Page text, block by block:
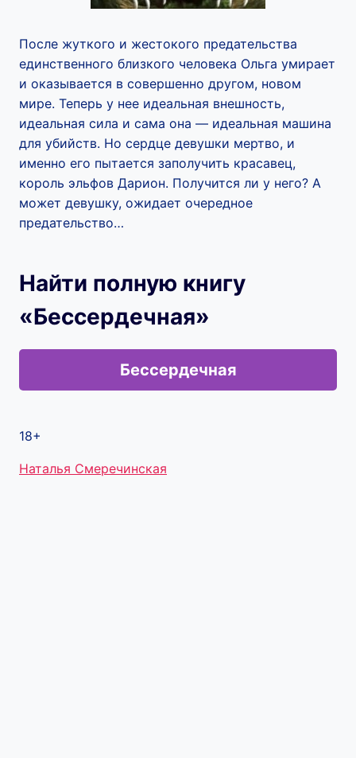
После жуткого и жестокого предательства
единственного близкого человека Ольга умирает
и оказывается в совершенно другом, новом
мире. Теперь у нее идеальная внешность,
идеальная сила и сама она — идеальная машина
для убийств. Но сердце девушки мертво, и
именно его пытается заполучить красавец,
король эльфов Дарион. Получится ли у него? А
может девушку, ожидает очередное
предательство…
Найти полную книгу
«Бессердечная»
Бессердечная
18+
Метки
Наталья Смеречинская